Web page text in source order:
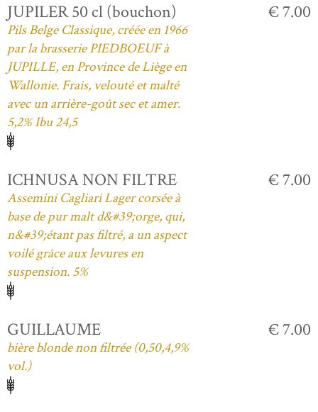
JUPILER 50 cl (bouchon)
Pils Belge Classique, créée en 1966
par la brasserie PIEDBOEUF à
JUPILLE, en Province de Liège en
Wallonie. Frais, velouté et malté
avec un arrière-goût sec et amer.
5,2% Ibu 24,5
€ 7.00
ICHNUSA NON FILTRE
Assemini Cagliari Lager corsée à
base de pur malt d&#39;orge, qui,
n&#39;étant pas filtré, a un aspect
voilé grâce aux levures en
suspension. 5%
€ 7.00
GUILLAUME
bière blonde non filtrée (0,50,4,9%
vol.)
€ 7.00